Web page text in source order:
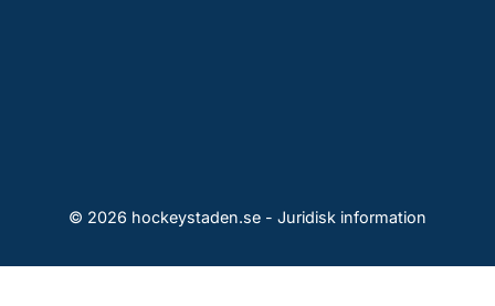
© 2026 hockeystaden.se - Juridisk information